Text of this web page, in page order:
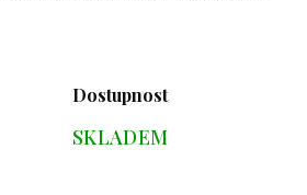
Dostupnost
SKLADEM